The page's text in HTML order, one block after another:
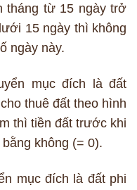
tháng từ 15 ngày trở
15 ngày thì không
ngày này.
mục đích là đất
thuê đất theo hình
thì tiền đất trước khi
không (= 0).
mục đích là đất phi